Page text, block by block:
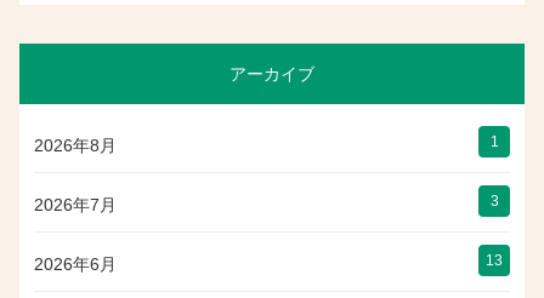
アーカイブ
2026年8月 1
2026年7月 3
2026年6月 13